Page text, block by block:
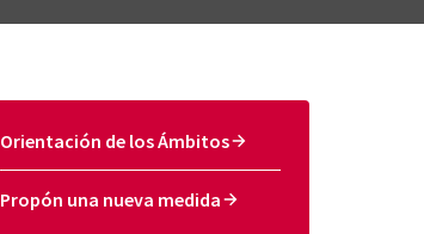
Orientación de los Ámbitos
Propón una nueva medida